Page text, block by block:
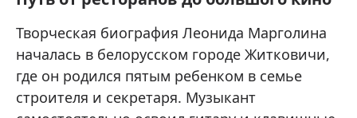
Творческая биография Леонида Марголина
началась в белорусском городе Житковичи,
где он родился пятым ребенком в семье
строителя и секретаря. Музыкант